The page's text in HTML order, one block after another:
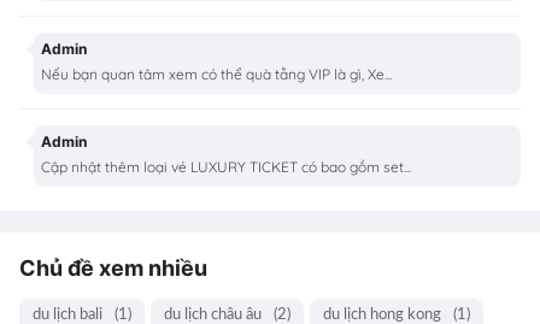
Admin
Nếu bạn quan tâm xem có thể quà tằng VIP là gì, Xe...
Admin
Cập nhật thêm loại vé LUXURY TICKET có bao gồm set...
Chủ đề xem nhiều
du lịch bali (1) du lịch châu âu (2) du lịch hong kong (1)